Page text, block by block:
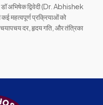
डॉ अभिषेक द्विवेदी (Dr. Abhishek
महत्वपूर्ण प्रक्रियाओं को
दर, हृदय गति, और तंत्रिका